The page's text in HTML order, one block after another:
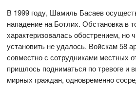
В 1999 году, Шамиль Басаев
нападение на Ботлих. Обстановка в
характеризовалась обострением, но
установить не удалось. Войскам 58
совместно с сотрудниками местных
пришлось подниматься по тревоге и
мирных граждан, одновременно